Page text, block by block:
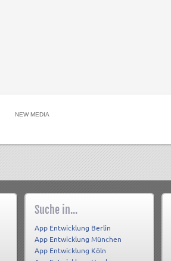
NEW MEDIA
Suche in...
App Entwicklung Berlin
App Entwicklung München
App Entwicklung Köln